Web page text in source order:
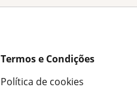
Termos e Condições
Política de cookies